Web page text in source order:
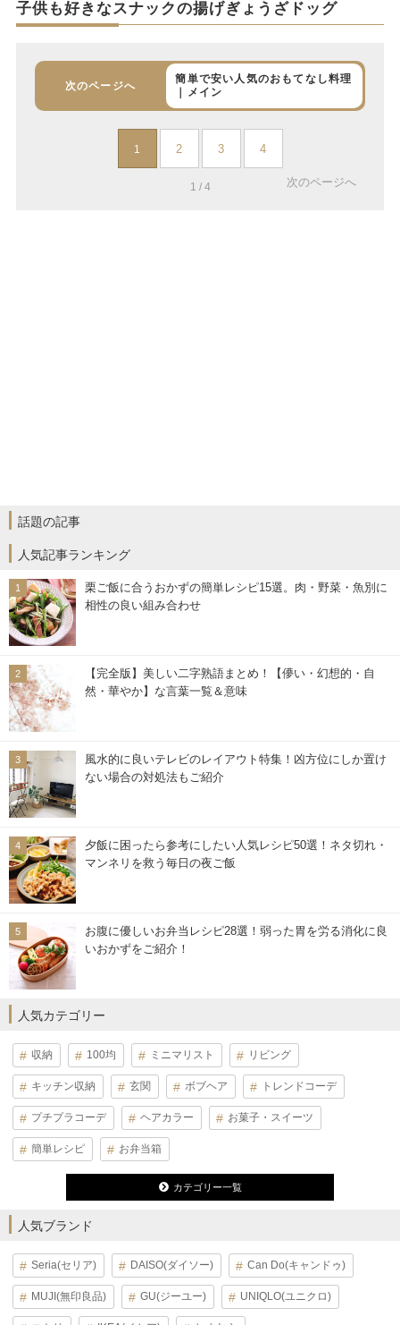
子供も好きなスナックの揚げぎょうざドッグ
次のページへ
簡単で安い人気のおもてなし料理
｜メイン
1 2 3 4
1 / 4 次のページへ
話題の記事
人気記事ランキング
栗ご飯に合うおかずの簡単レシピ15選。肉・野菜・魚別に
相性の良い組み合わせ
【完全版】美しい二字熟語まとめ！【儚い・幻想的・自
然・華やか】な言葉一覧＆意味
風水的に良いテレビのレイアウト特集！凶方位にしか置け
ない場合の対処法もご紹介
夕飯に困ったら参考にしたい人気レシピ50選！ネタ切れ・
マンネリを救う毎日の夜ご飯
お腹に優しいお弁当レシピ28選！弱った胃を労る消化に良
いおかずをご紹介！
人気カテゴリー
収納 100均 ミニマリスト リビング
キッチン収納 玄関 ボブヘア トレンドコーデ
プチプラコーデ ヘアカラー お菓子・スイーツ
簡単レシピ お弁当箱
カテゴリー一覧
人気ブランド
Seria(セリア) DAISO(ダイソー) Can Do(キャンドゥ)
MUJI(無印良品) GU(ジーユー) UNIQLO(ユニクロ)